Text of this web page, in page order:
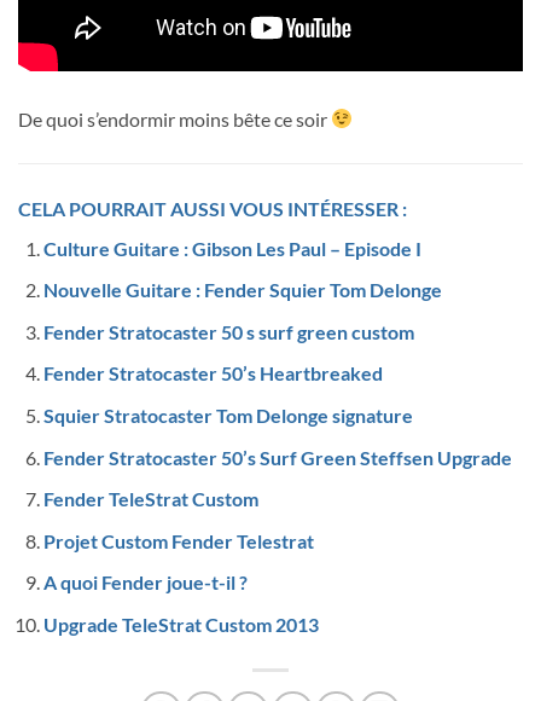
De quoi s’endormir moins bête ce soir
CELA POURRAIT AUSSI VOUS INTÉRESSER :
Culture Guitare : Gibson Les Paul – Episode I
Nouvelle Guitare : Fender Squier Tom Delonge
Fender Stratocaster 50 s surf green custom
Fender Stratocaster 50’s Heartbreaked
Squier Stratocaster Tom Delonge signature
Fender Stratocaster 50’s Surf Green Steffsen Upgrade
Fender TeleStrat Custom
Projet Custom Fender Telestrat
A quoi Fender joue-t-il ?
Upgrade TeleStrat Custom 2013